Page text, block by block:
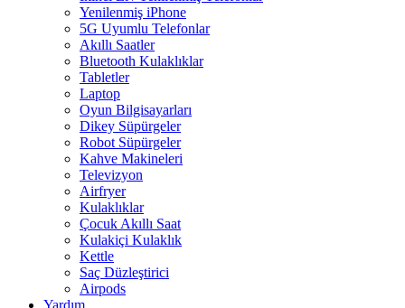
Yenilenmiş iPhone
5G Uyumlu Telefonlar
Akıllı Saatler
Bluetooth Kulaklıklar
Tabletler
Laptop
Oyun Bilgisayarları
Dikey Süpürgeler
Robot Süpürgeler
Kahve Makineleri
Televizyon
Airfryer
Kulaklıklar
Çocuk Akıllı Saat
Kulakiçi Kulaklık
Kettle
Saç Düzleştirici
Airpods
Yardım